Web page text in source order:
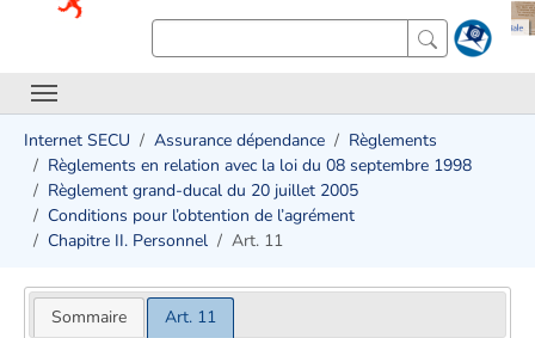
Internet SECU Assurance dépendance
Règlements
Règlements en relation avec la loi du 08 septembre 1998
Règlement grand-ducal du 20 juillet 2005
Conditions pour l’obtention de l’agrément
Chapitre II. Personnel
Art. 11
Sommaire Art. 11